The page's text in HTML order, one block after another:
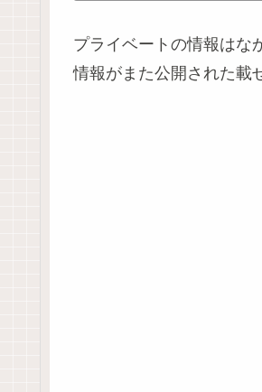
プライベートの情報はな
情報がまた公開された載